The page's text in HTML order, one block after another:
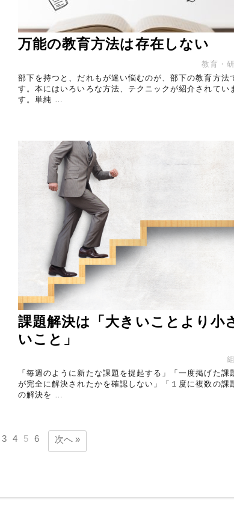
万能の教育方法は存在しない
教育・
部下を持つと、だれもが迷い悩むのが、部下の教育方法
す。本にはいろいろな方法、テクニックが紹介されてい
す。単純 …
課題解決は「大きいことより小
いこと」
「毎週のように新たな課題を提起する」「一度掲げた課
が完全に解決されたかを確認しない」「１度に複数の課
の解決を …
3 4 5 6 次へ »